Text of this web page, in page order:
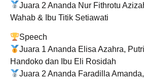
Juara 2 Ananda Nur Fithrotu
Wahab & Ibu Titik Setiawati
Speech
Juara 1 Ananda Elisa Azahra,
Handoko dan Ibu Eli Rosidah
Juara 2 Ananda Faradilla